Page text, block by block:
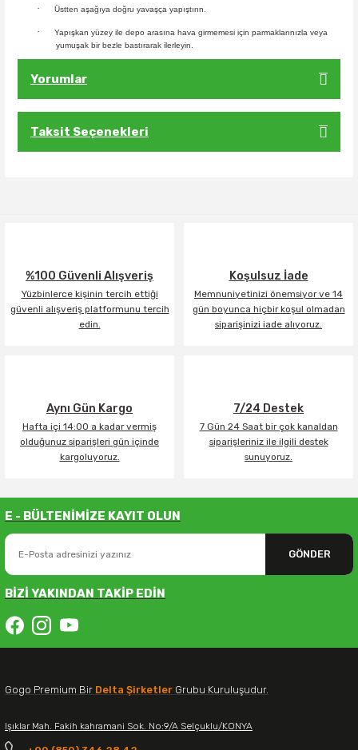
· Üstten aşağıya doğru yavaşça yapıştırın.
·
Yapışkan yüzey ile depo arasına hava girmemesi için parmaklarınızla veya
yumuşak bir bezle bastırarak ilerleyin.
Yorumlar
Taksit Seçenekleri
%100 Güvenli Alışveriş
Yüzbinlerce kişinin tercih ettiği
güvenli alışveriş platformunu tercih
edin.
Koşulsuz İade
Memnuniyetinizi önemsiyor ve 14
gün boyunca hiçbir koşul olmadan
siparişinizi iade alıyoruz.
Aynı Gün Kargo
Hafta içi 14:00 a kadar vermiş
olduğunuz siparişleri gün içinde
kargoluyoruz.
7/24 Destek
7 Gün 24 Saat bir çok kanaldan
siparişleriniz ile ilgili destek
sunuyoruz.
E - BÜLTENİMİZE KAYIT OLUN
GÖNDER
BİZİ YAKINDAN TAKİP EDİN
Gogo Premium Bir Delta Şirketler Grubu Kuruluşudur.
Işıklar Mah. Fakih kahramani Sok. No:9/A Selçuklu/KONYA